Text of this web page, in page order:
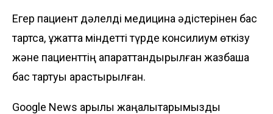
Егер пациент дәлелді медицина әдістерінен бас
тартса, құжатта міндетті түрде консилиум өткізу
және пациенттің ақпараттандырылған жазбаша
бас тартуы қарастырылған.
Google News арқылы жаңалықтарымызды